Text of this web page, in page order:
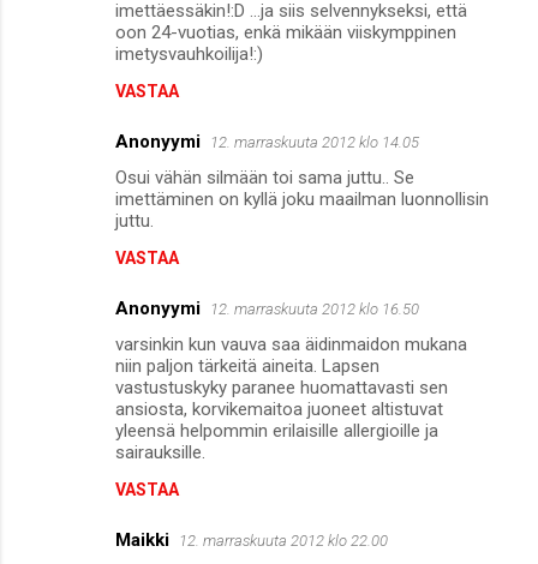
imettäessäkin!:D ...ja siis selvennykseksi, että
oon 24-vuotias, enkä mikään viiskymppinen
imetysvauhkoilija!:)
VASTAA
Anonyymi 12. marraskuuta 2012 klo 14.05
Osui vähän silmään toi sama juttu.. Se
imettäminen on kyllä joku maailman luonnollisin
juttu.
VASTAA
Anonyymi 12. marraskuuta 2012 klo 16.50
varsinkin kun vauva saa äidinmaidon mukana
niin paljon tärkeitä aineita. Lapsen
vastustuskyky paranee huomattavasti sen
ansiosta, korvikemaitoa juoneet altistuvat
yleensä helpommin erilaisille allergioille ja
sairauksille.
VASTAA
Maikki 12. marraskuuta 2012 klo 22.00